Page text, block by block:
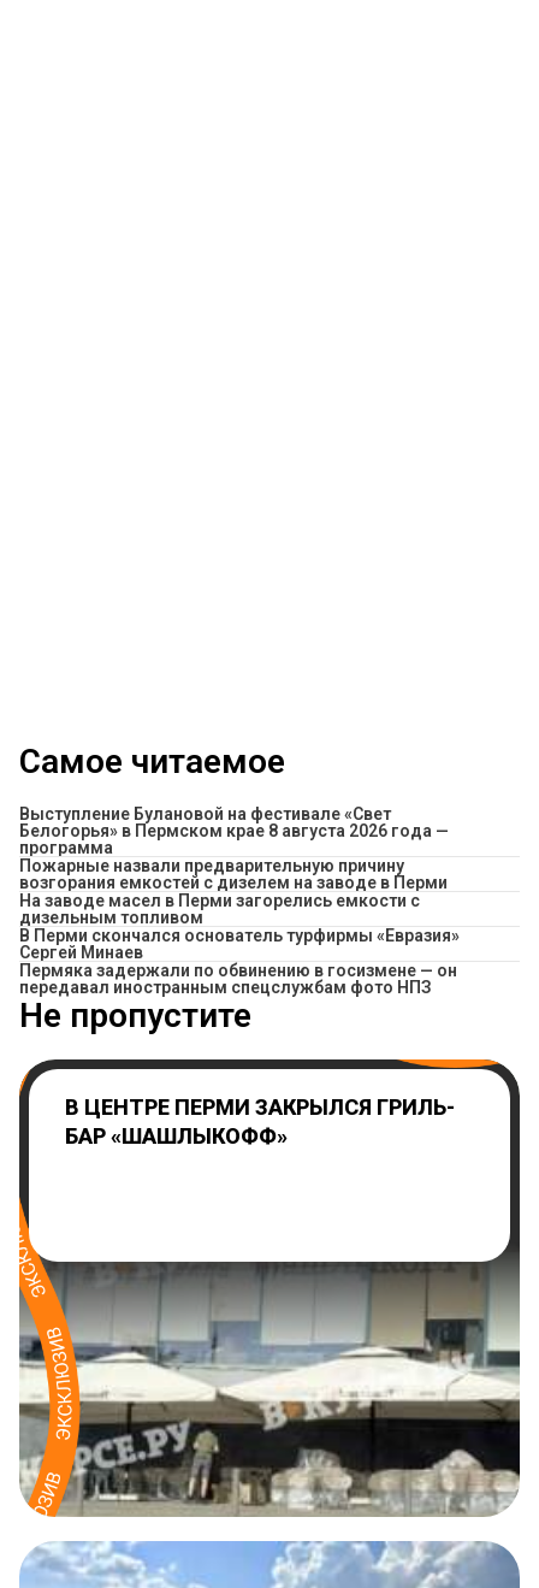
Самое читаемое
Выступление Булановой на фестивале «Свет
Белогорья» в Пермском крае 8 августа 2026 года —
программа
Пожарные назвали предварительную причину
возгорания емкостей с дизелем на заводе в Перми
На заводе масел в Перми загорелись емкости с
дизельным топливом
В Перми скончался основатель турфирмы «Евразия»
Сергей Минаев
Пермяка задержали по обвинению в госизмене — он
передавал иностранным спецслужбам фото НПЗ
Не пропустите
В ЦЕНТРЕ ПЕРМИ ЗАКРЫЛСЯ ГРИЛЬ-
БАР «ШАШЛЫКОФФ»